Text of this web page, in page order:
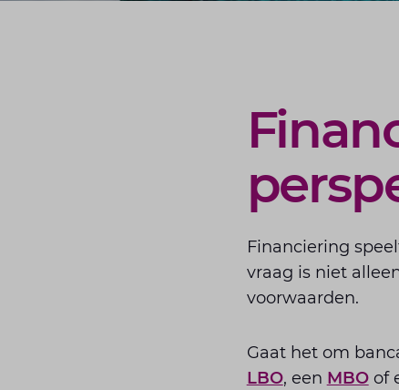
Financiering
vraag is niet
voorwaarden.
Gaat het om
LBO, een MBOof